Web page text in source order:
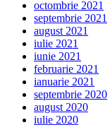
octombrie 2021
septembrie 2021
august 2021
iulie 2021
iunie 2021
februarie 2021
ianuarie 2021
septembrie 2020
august 2020
iulie 2020